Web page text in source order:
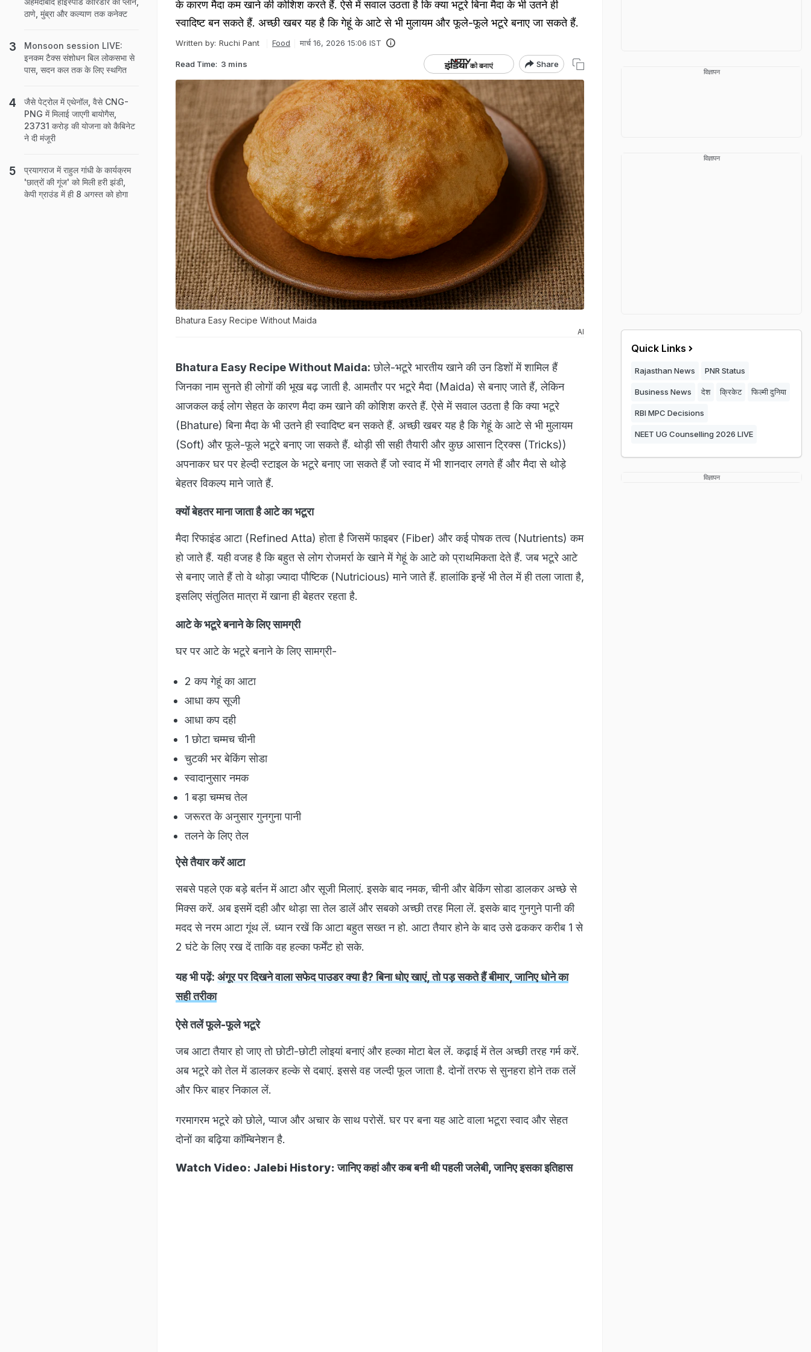
के कारण मैदा कम खाने की कोशिश करते हैं. ऐसे में सवाल उठता है कि क्या भटूरे बिना मैदा के भी उतने ही
स्वादिष्ट बन सकते हैं. अच्छी खबर यह है कि गेहूं के आटे से भी मुलायम और फूले-फूले भटूरे बनाए जा सकते हैं.
Written by: Ruchi Pant Food मार्च 16, 2026 15:06 IST
Read Time: 3 mins Share
Bhatura Easy Recipe Without Maida
AI
Bhatura Easy Recipe Without Maida: छोले-भटूरे भारतीय खाने की उन डिशों में शामिल हैं
जिनका नाम सुनते ही लोगों की भूख बढ़ जाती है. आमतौर पर भटूरे मैदा (Maida) से बनाए जाते हैं, लेकिन
आजकल कई लोग सेहत के कारण मैदा कम खाने की कोशिश करते हैं. ऐसे में सवाल उठता है कि क्या भटूरे
(Bhature) बिना मैदा के भी उतने ही स्वादिष्ट बन सकते हैं. अच्छी खबर यह है कि गेहूं के आटे से भी मुलायम
(Soft) और फूले-फूले भटूरे बनाए जा सकते हैं. थोड़ी सी सही तैयारी और कुछ आसान ट्रिक्स (Tricks))
अपनाकर घर पर हेल्दी स्टाइल के भटूरे बनाए जा सकते हैं जो स्वाद में भी शानदार लगते हैं और मैदा से थोड़े
बेहतर विकल्प माने जाते हैं.
क्यों बेहतर माना जाता है आटे का भटूरा
मैदा रिफाइंड आटा (Refined Atta) होता है जिसमें फाइबर (Fiber) और कई पोषक तत्व (Nutrients) कम
हो जाते हैं. यही वजह है कि बहुत से लोग रोजमर्रा के खाने में गेहूं के आटे को प्राथमिकता देते हैं. जब भटूरे आटे
से बनाए जाते हैं तो वे थोड़ा ज्यादा पौष्टिक (Nutricious) माने जाते हैं. हालांकि इन्हें भी तेल में ही तला जाता है,
इसलिए संतुलित मात्रा में खाना ही बेहतर रहता है.
आटे के भटूरे बनाने के लिए सामग्री
घर पर आटे के भटूरे बनाने के लिए सामग्री-
2 कप गेहूं का आटा
आधा कप सूजी
आधा कप दही
1 छोटा चम्मच चीनी
चुटकी भर बेकिंग सोडा
स्वादानुसार नमक
1 बड़ा चम्मच तेल
जरूरत के अनुसार गुनगुना पानी
तलने के लिए तेल
ऐसे तैयार करें आटा
सबसे पहले एक बड़े बर्तन में आटा और सूजी मिलाएं. इसके बाद नमक, चीनी और बेकिंग सोडा डालकर अच्छे से
मिक्स करें. अब इसमें दही और थोड़ा सा तेल डालें और सबको अच्छी तरह मिला लें. इसके बाद गुनगुने पानी की
मदद से नरम आटा गूंथ लें. ध्यान रखें कि आटा बहुत सख्त न हो. आटा तैयार होने के बाद उसे ढककर करीब 1 से
2 घंटे के लिए रख दें ताकि वह हल्का फर्मेंट हो सके.
यह भी पढ़ें: अंगूर पर दिखने वाला सफेद पाउडर क्या है? बिना धोए खाएं, तो पड़ सकते हैं बीमार, जानिए धोने का
सही तरीका
ऐसे तलें फूले-फूले भटूरे
जब आटा तैयार हो जाए तो छोटी-छोटी लोइयां बनाएं और हल्का मोटा बेल लें. कढ़ाई में तेल अच्छी तरह गर्म करें.
अब भटूरे को तेल में डालकर हल्के से दबाएं. इससे वह जल्दी फूल जाता है. दोनों तरफ से सुनहरा होने तक तलें
और फिर बाहर निकाल लें.
गरमागरम भटूरे को छोले, प्याज और अचार के साथ परोसें. घर पर बना यह आटे वाला भटूरा स्वाद और सेहत
दोनों का बढ़िया कॉम्बिनेशन है.
Watch Video: Jalebi History: जानिए कहां और कब बनी थी पहली जलेबी, जानिए इसका इतिहास
ठाणे, मुंब्रा और कल्याण तक कनेक्ट
Monsoon session LIVE:
इनकम टैक्स संशोधन बिल लोकसभा से
पास, सदन कल तक के लिए स्थगित
जैसे पेट्रोल में एथेनॉल, वैसे CNG-
PNG में मिलाई जाएगी बायोगैस,
23731 करोड़ की योजना को कैबिनेट
ने दी मंजूरी
प्रयागराज में राहुल गांधी के कार्यक्रम
'छात्रों की गूंज' को मिली हरी झंडी,
केपी ग्राउंड में ही 8 अगस्त को होगा
विज्ञापन
विज्ञापन
Quick Links
Rajasthan News PNR Status
Business News देश क्रिकेट फिल्मी दुनिया
RBI MPC Decisions
NEET UG Counselling 2026 LIVE
विज्ञापन